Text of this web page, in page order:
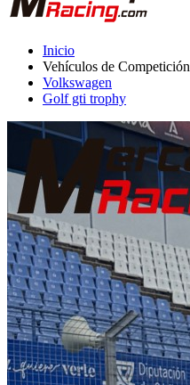
Inicio
Vehículos de Competición
Volkswagen
Golf gti trophy